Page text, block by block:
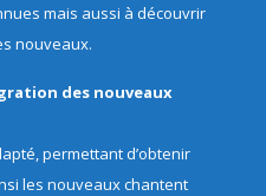
mais aussi à découvrir
nouveaux.
des nouveaux
permettant d’obtenir
les nouveaux chantent